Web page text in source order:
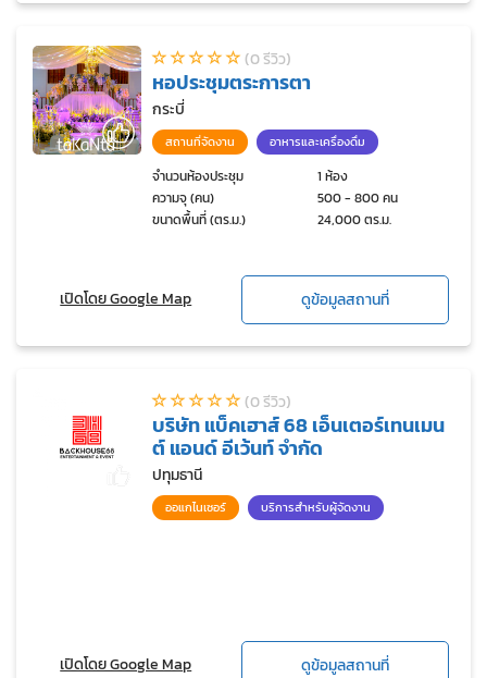
(0 รีวิว)
หอประชุมตระการตา
กระบี่
สถานที่จัดงาน อาหารและเครื่องดื่ม
จำนวนห้องประชุม
1 ห้อง
ความจุ (คน)
500 - 800 คน
ขนาดพื้นที่ (ตร.ม.)
24,000 ตร.ม.
เปิดโดย Google Map ดูข้อมูลสถานที่
(0 รีวิว)
บริษัท แบ็คเฮาส์ 68 เอ็นเตอร์เทนเมน
ต์ แอนด์ อีเว้นท์ จำกัด
ปทุมธานี
ออแกไนเซอร์ บริการสำหรับผู้จัดงาน
เปิดโดย Google Map ดูข้อมูลสถานที่